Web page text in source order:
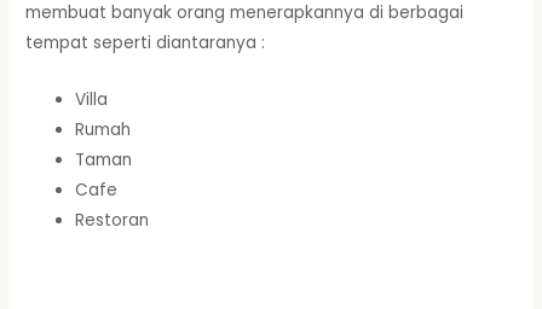
membuat banyak orang menerapkannya di berbagai
tempat seperti diantaranya :
Villa
Rumah
Taman
Cafe
Restoran